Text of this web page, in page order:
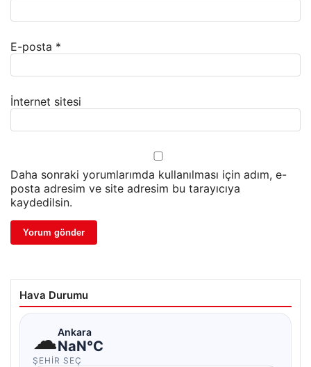
E-posta *
İnternet sitesi
Daha sonraki yorumlarımda kullanılması için adım, e-
posta adresim ve site adresim bu tarayıcıya
kaydedilsin.
Hava Durumu
☁Ankara
NaN°C
ŞEHIR SEÇ